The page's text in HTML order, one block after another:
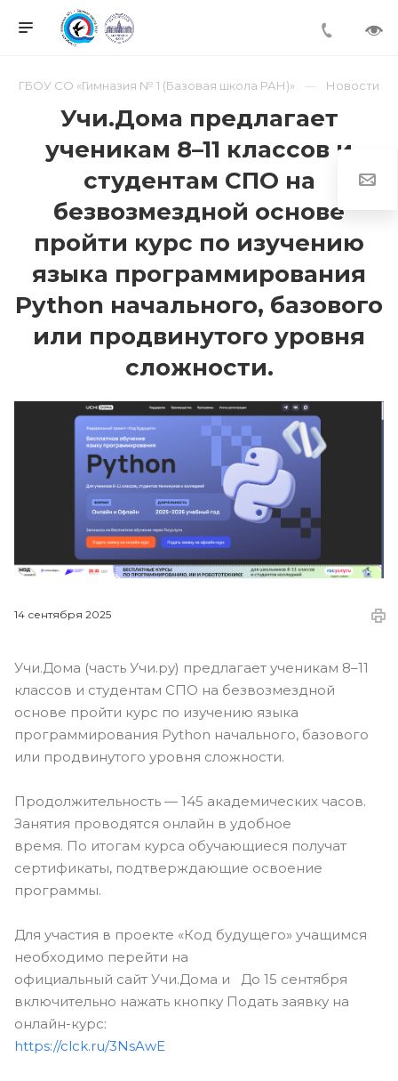
ГБОУ СО «Гимназия № 1 (Базовая школа РАН)» Новости
Учи.Дома предлагает
ученикам 8–11 классов и
студентам СПО на
безвозмездной основе
пройти курс по изучению
языка программирования
Python начального, базового
или продвинутого уровня
сложности.
14 сентября 2025
Учи.Дома (часть Учи.ру) предлагает ученикам 8–11
классов и студентам СПО на безвозмездной
основе пройти курс по изучению языка
программирования Python начального, базового
или продвинутого уровня сложности.
Продолжительность — 145 академических часов.
Занятия проводятся онлайн в удобное
время. По итогам курса обучающиеся получат
сертификаты, подтверждающие освоение
программы.
Для участия в проекте «Код будущего» учащимся
необходимо перейти на
официальный сайт Учи.Дома и До 15 сентября
включительно нажать кнопку Подать заявку на
онлайн-курс:
https://clck.ru/3NsAwE